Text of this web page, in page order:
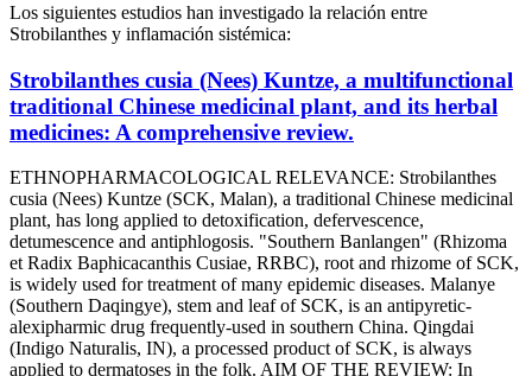
Los siguientes estudios han investigado la relación entre
Strobilanthes y inflamación sistémica:
Strobilanthes cusia (Nees) Kuntze, a multifunctional
traditional Chinese medicinal plant, and its herbal
medicines: A comprehensive review.
ETHNOPHARMACOLOGICAL RELEVANCE: Strobilanthes
cusia (Nees) Kuntze (SCK, Malan), a traditional Chinese medicinal
plant, has long applied to detoxification, defervescence,
detumescence and antiphlogosis. "Southern Banlangen" (Rhizoma
et Radix Baphicacanthis Cusiae, RRBC), root and rhizome of SCK,
is widely used for treatment of many epidemic diseases. Malanye
(Southern Daqingye), stem and leaf of SCK, is an antipyretic-
alexipharmic drug frequently-used in southern China. Qingdai
(Indigo Naturalis, IN), a processed product of SCK, is always
applied to dermatoses in the folk. AIM OF THE REVIEW: In